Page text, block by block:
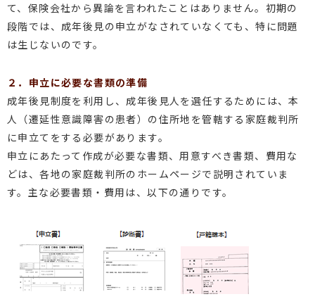
て、保険会社から異論を言われたことはありません。初期の
段階では、成年後見の申立がなされていなくても、特に問題
は生じないのです。
２．申立に必要な書類の準備
成年後見制度を利用し、成年後見人を選任するためには、本
人（遷延性意識障害の患者）の住所地を管轄する家庭裁判所
に申立てをする必要があります。
申立にあたって作成が必要な書類、用意すべき書類、費用な
どは、各地の家庭裁判所のホームページで説明されていま
す。主な必要書類・費用は、以下の通りです。